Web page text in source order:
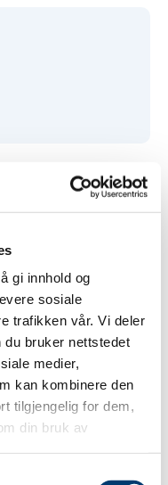
gi innhold og
sosiale
trafikken vår. Vi deler
bruker nettstedet
medier,
kan kombinere den
tilgjengelig for dem,
din bruk av